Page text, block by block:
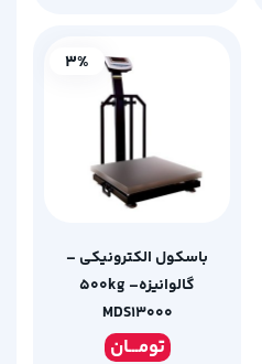
باسکول الکترونیکی –
گالوانیزه500kg –
MDS13000
تومـــان
3%